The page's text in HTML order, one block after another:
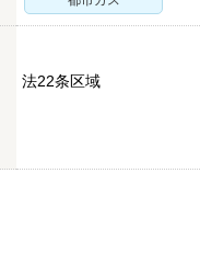
法22条区域